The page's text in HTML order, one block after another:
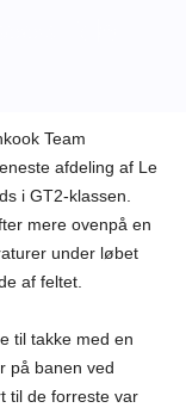
Team
afdeling af Le
i GT2-klassen.
mere ovenpå en
under løbet
af feltet.
til takke med en
på banen ved
til de forreste var